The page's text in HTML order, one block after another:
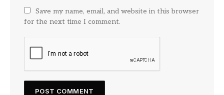
Save my name, email, and website in this browser
for the next time I comment.